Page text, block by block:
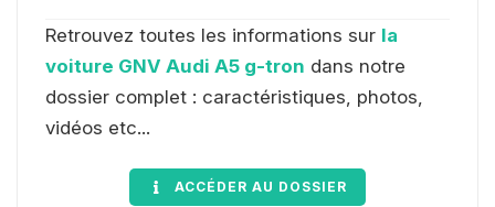
Retrouvez toutes les informations sur la
voiture GNV Audi A5 g-tron dans notre
dossier complet : caractéristiques, photos,
vidéos etc...
ACCÉDER AU DOSSIER